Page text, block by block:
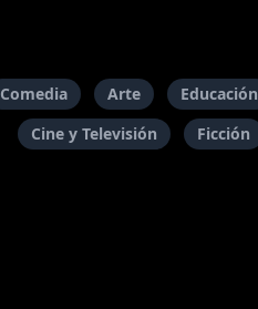
Comedia Arte Educación
Cine y Televisión
Ficción